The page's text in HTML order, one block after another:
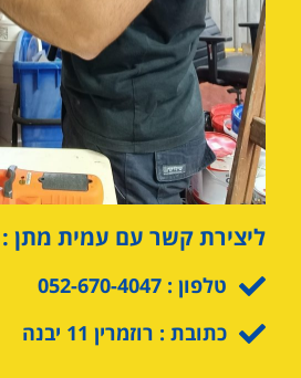
ליצירת קשר עם עמית מתן :
טלפון : 052-670-4047
כתובת : רוזמרין 11 יבנה